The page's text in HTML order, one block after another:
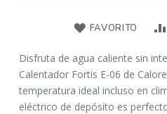
FAVORITO
Disfruta de agua caliente sin
Calentador Fortis E-06 de
temperatura ideal incluso en
eléctrico de depósito es